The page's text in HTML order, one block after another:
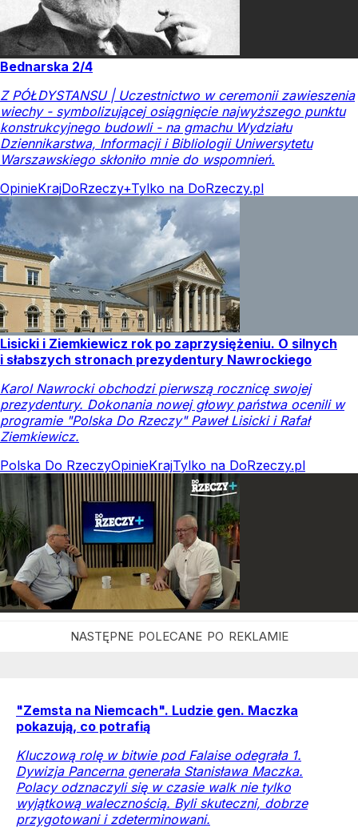
Bednarska 2/4
Z PÓŁDYSTANSU | Uczestnictwo w ceremonii zawieszenia
wiechy - symbolizującej osiągnięcie najwyższego punktu
konstrukcyjnego budowli - na gmachu Wydziału
Dziennikarstwa, Informacji i Bibliologii Uniwersytetu
Warszawskiego skłoniło mnie do wspomnień.
OpinieKrajDoRzeczy+Tylko na DoRzeczy.pl
Lisicki i Ziemkiewicz rok po zaprzysiężeniu. O silnych
i słabszych stronach prezydentury Nawrockiego
Karol Nawrocki obchodzi pierwszą rocznicę swojej
prezydentury. Dokonania nowej głowy państwa ocenili w
programie "Polska Do Rzeczy" Paweł Lisicki i Rafał
Ziemkiewicz.
Polska Do RzeczyOpinieKrajTylko na DoRzeczy.pl
"Zemsta na Niemcach". Ludzie gen. Maczka
pokazują, co potrafią
Kluczową rolę w bitwie pod Falaise odegrała 1.
Dywizja Pancerna generała Stanisława Maczka.
Polacy odznaczyli się w czasie walk nie tylko
wyjątkową walecznością. Byli skuteczni, dobrze
przygotowani i zdeterminowani.